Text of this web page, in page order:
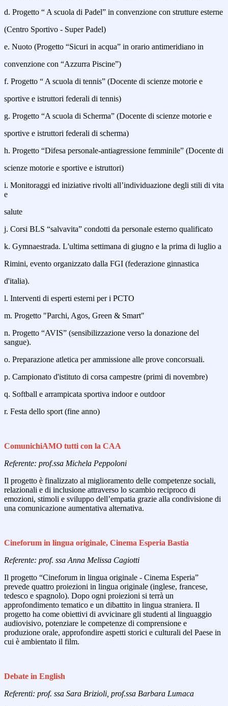
d. Progetto “ A scuola di Padel” in convenzione con strutture esterne
(Centro Sportivo - Super Padel)
e. Nuoto (Progetto “Sicuri in acqua” in orario antimeridiano in
convenzione con “Azzurra Piscine”)
f. Progetto “ A scuola di tennis” (Docente di scienze motorie e
sportive e istruttori federali di tennis)
g. Progetto “A scuola di Scherma” (Docente di scienze motorie e
sportive e istruttori federali di scherma)
h. Progetto “Difesa personale-antiagressione femminile” (Docente di
scienze motorie e sportive e istruttori)
i. Monitoraggi ed iniziative rivolti all’individuazione degli stili di vita
e
salute
j. Corsi BLS “salvavita” condotti da personale esterno qualificato
k. Gymnaestrada. L'ultima settimana di giugno e la prima di luglio a
Rimini, evento organizzato dalla FGI (federazione ginnastica
d'italia).
l. Interventi di esperti esterni per i PCTO
m. Progetto "Parchi, Agos, Green & Smart"
n. Progetto “AVIS” (sensibilizzazione verso la donazione del
sangue).
o. Preparazione atletica per ammissione alle prove concorsuali.
p. Campionato d'istituto di corsa campestre (primi di novembre)
q. Softball e arrampicata sportiva indoor e outdoor
r. Festa dello sport (fine anno)
ComunichiAMO tutti con la CAA
Referente: prof.ssa Michela Peppoloni
Il progetto è finalizzato al miglioramento delle competenze sociali,
relazionali e di inclusione attraverso lo scambio reciproco di
emozioni, stimoli e sviluppo dell’empatia grazie alla condivisione di
una comunicazione aumentativa alternativa.
Cineforum in lingua originale, Cinema Esperia Bastia
Referente: prof. ssa Anna Melissa Cagiotti
Il progetto “Cineforum in lingua originale - Cinema Esperia”
prevede quattro proiezioni in lingua originale (inglese, francese,
tedesco e spagnolo). Dopo ogni proiezioni si terrà un
approfondimento tematico e un dibattito in lingua straniera. Il
progetto ha come obiettivi di avvicinare gli studenti al linguaggio
audiovisivo, potenziare le competenze di comprensione e
produzione orale, approfondire aspetti storici e culturali del Paese in
cui è ambientato il film.
Debate in English
Referenti: prof. ssa Sara Brizioli, prof.ssa Barbara Lumaca